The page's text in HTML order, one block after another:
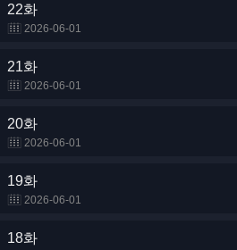
22화
2026-06-01
21화
2026-06-01
20화
2026-06-01
19화
2026-06-01
18화